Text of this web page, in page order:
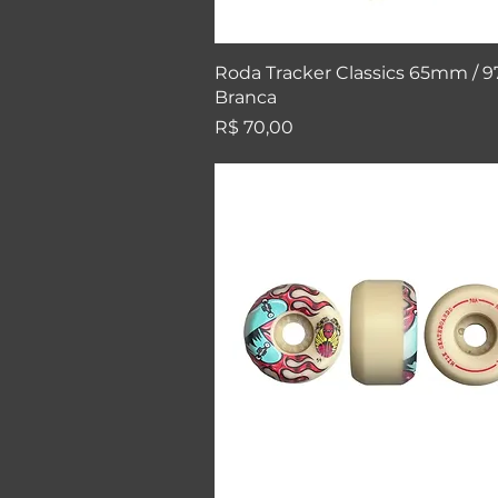
Visualização rápida
Roda Tracker Classics 65mm /
Branca
Preço
R$ 70,00